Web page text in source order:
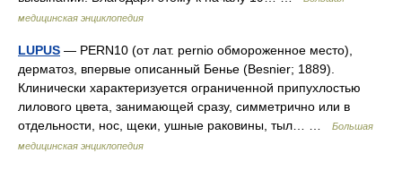
медицинская энциклопедия
LUPUS — PERN10 (от лат. pernio обмороженное место),
дерматоз, впервые описанный Бенье (Besnier; 1889).
Клинически характеризуется ограниченной припухлостью
лилового цвета, занимающей сразу, симметрично или в
отдельности, нос, щеки, ушные раковины, тыл… …
Большая
медицинская энциклопедия